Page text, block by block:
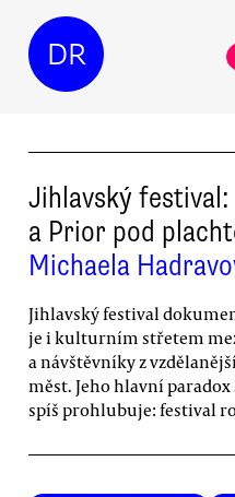
DR
Jihlavský
a Prior pod
Michaela
Jihlavský festival
je i kulturním střetem
a návštěvníky z
měst. Jeho hlavní
spíš prohlubuje: festival